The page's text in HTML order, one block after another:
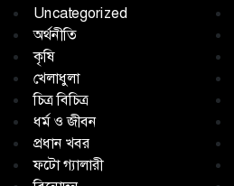
Uncategorized
অর্থনীতি
কৃষি
খেলাধুলা
চিত্র বিচিত্র
ধর্ম ও জীবন
প্রধান খবর
ফটো গ্যালারী